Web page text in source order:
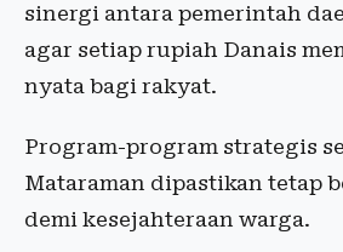
sinergi antara pemerintah
agar setiap rupiah Danais
nyata bagi rakyat.
Program-program strategis
Mataraman dipastikan tetap
demi kesejahteraan warga.